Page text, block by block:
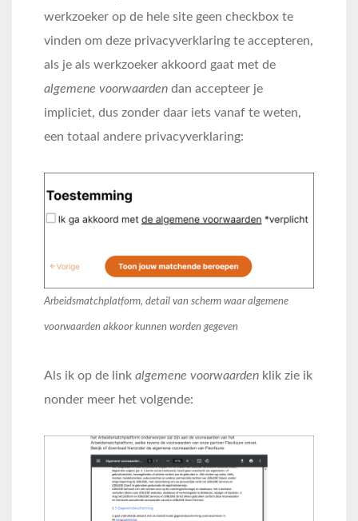
werkzoeker op de hele site geen checkbox te
vinden om deze privacyverklaring te accepteren,
als je als werkzoeker akkoord gaat met de
algemene voorwaarden dan accepteer je
impliciet, dus zonder daar iets vanaf te weten,
een totaal andere privacyverklaring:
Arbeidsmatchplatform, detail van scherm waar algemene
voorwaarden akkoor kunnen worden gegeven
Als ik op de link algemene voorwaarden klik zie ik
nonder meer het volgende: